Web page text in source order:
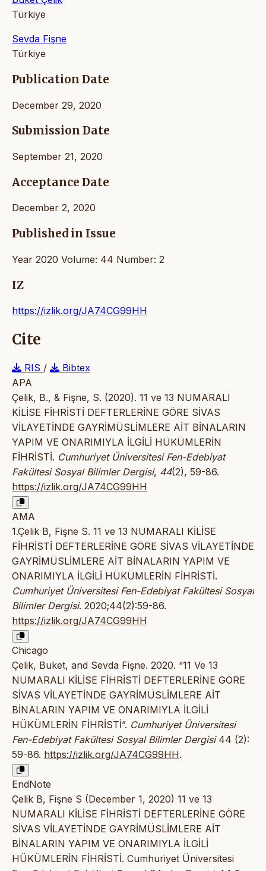
Türkiye
Sevda Fişne
Türkiye
Publication Date
December 29, 2020
Submission Date
September 21, 2020
Acceptance Date
December 2, 2020
Published in Issue
Year 2020 Volume: 44 Number: 2
IZ
https://izlik.org/JA74CG99HH
Cite
RIS /
Bibtex
APA
Çelik, B., & Fişne, S. (2020). 11 ve 13 NUMARALI
KİLİSE FİHRİSTİ DEFTERLERİNE GÖRE SİVAS
VİLAYETİNDE GAYRİMÜSLİMLERE AİT BİNALARIN
YAPIM VE ONARIMIYLA İLGİLİ HÜKÜMLERİN
FİHRİSTİ. Cumhuriyet Üniversitesi Fen-Edebiyat
Fakültesi Sosyal Bilimler Dergisi, 44(2), 59-86.
https://izlik.org/JA74CG99HH
AMA
1.Çelik B, Fişne S. 11 ve 13 NUMARALI KİLİSE
FİHRİSTİ DEFTERLERİNE GÖRE SİVAS VİLAYETİNDE
GAYRİMÜSLİMLERE AİT BİNALARIN YAPIM VE
ONARIMIYLA İLGİLİ HÜKÜMLERİN FİHRİSTİ.
Cumhuriyet Üniversitesi Fen-Edebiyat Fakültesi Sosyal
Bilimler Dergisi. 2020;44(2):59-86.
https://izlik.org/JA74CG99HH
Chicago
Çelik, Buket, and Sevda Fişne. 2020. “11 Ve 13
NUMARALI KİLİSE FİHRİSTİ DEFTERLERİNE GÖRE
SİVAS VİLAYETİNDE GAYRİMÜSLİMLERE AİT
BİNALARIN YAPIM VE ONARIMIYLA İLGİLİ
HÜKÜMLERİN FİHRİSTİ”. Cumhuriyet Üniversitesi
Fen-Edebiyat Fakültesi Sosyal Bilimler Dergisi44 (2):
59-86. https://izlik.org/JA74CG99HH.
EndNote
Çelik B, Fişne S (December 1, 2020) 11 ve 13
NUMARALI KİLİSE FİHRİSTİ DEFTERLERİNE GÖRE
SİVAS VİLAYETİNDE GAYRİMÜSLİMLERE AİT
BİNALARIN YAPIM VE ONARIMIYLA İLGİLİ
HÜKÜMLERİN FİHRİSTİ. Cumhuriyet Üniversitesi